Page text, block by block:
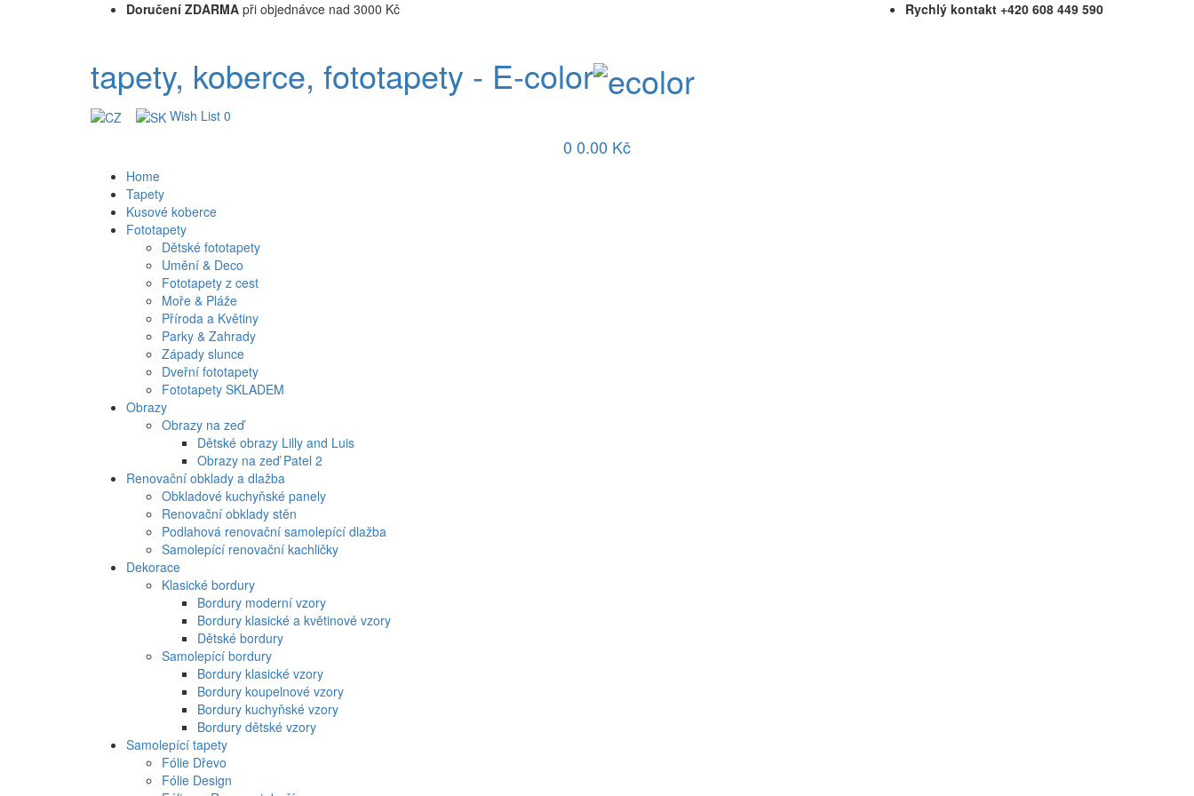
Doručení ZDARMA při objednávce nad 3000 Kč Rychlý kontakt +420 608 449 590
tapety, koberce, fototapety - E-color
Wish List 0
0 0.00 Kč
Home
Tapety
Kusové koberce
Fototapety
Dětské fototapety
Umění & Deco
Fototapety z cest
Moře & Pláže
Příroda a Květiny
Parky & Zahrady
Západy slunce
Dveřní fototapety
Fototapety SKLADEM
Obrazy
Obrazy na zeď
Dětské obrazy Lilly and Luis
Obrazy na zeď Patel 2
Renovační obklady a dlažba
Obkladové kuchyňské panely
Renovační obklady stěn
Podlahová renovační samolepící dlažba
Samolepící renovační kachličky
Dekorace
Klasické bordury
Bordury moderní vzory
Bordury klasické a květinové vzory
Dětské bordury
Samolepící bordury
Bordury klasické vzory
Bordury koupelnové vzory
Bordury kuchyňské vzory
Bordury dětské vzory
Samolepící tapety
Fólie Dřevo
Fólie Design